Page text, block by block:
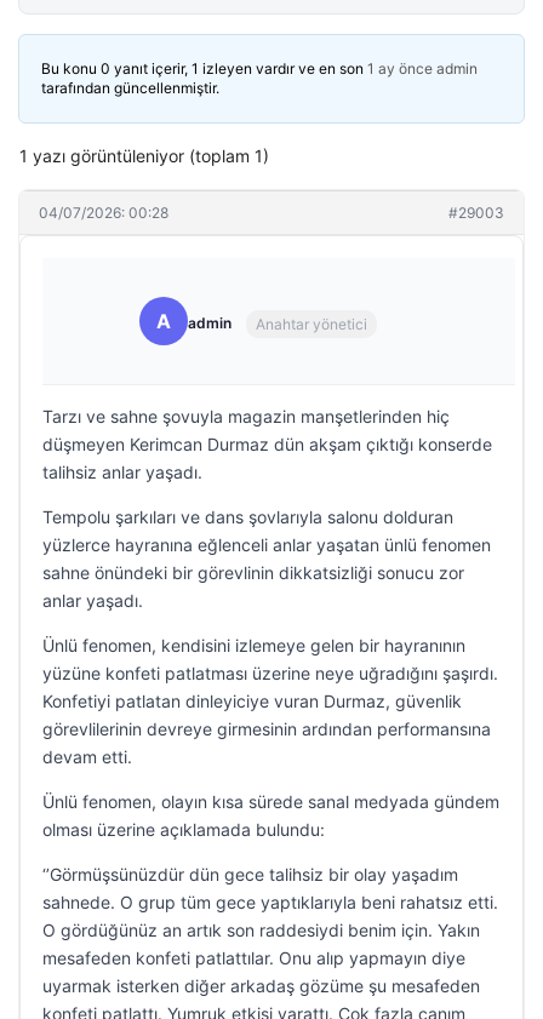
Bu konu 0 yanıt içerir, 1 izleyen vardır ve en son 1 ay önce admin
tarafından güncellenmiştir.
1 yazı görüntüleniyor (toplam 1)
04/07/2026: 00:28 #29003
A admin Anahtar yönetici
Tarzı ve sahne şovuyla magazin manşetlerinden hiç
düşmeyen Kerimcan Durmaz dün akşam çıktığı konserde
talihsiz anlar yaşadı.
Tempolu şarkıları ve dans şovlarıyla salonu dolduran
yüzlerce hayranına eğlenceli anlar yaşatan ünlü fenomen
sahne önündeki bir görevlinin dikkatsizliği sonucu zor
anlar yaşadı.
Ünlü fenomen, kendisini izlemeye gelen bir hayranının
yüzüne konfeti patlatması üzerine neye uğradığını şaşırdı.
Konfetiyi patlatan dinleyiciye vuran Durmaz, güvenlik
görevlilerinin devreye girmesinin ardından performansına
devam etti.
Ünlü fenomen, olayın kısa sürede sanal medyada gündem
olması üzerine açıklamada bulundu:
‘’Görmüşsünüzdür dün gece talihsiz bir olay yaşadım
sahnede. O grup tüm gece yaptıklarıyla beni rahatsız etti.
O gördüğünüz an artık son raddesiydi benim için. Yakın
mesafeden konfeti patlattılar. Onu alıp yapmayın diye
uyarmak isterken diğer arkadaş gözüme şu mesafeden
konfeti patlattı. Yumruk etkisi yarattı. Çok fazla canım